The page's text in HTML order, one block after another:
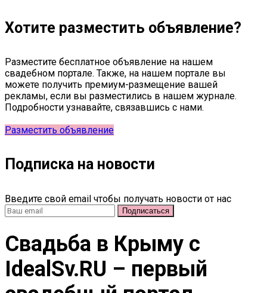
Хотите разместить объявление?
Разместите бесплатное объявление на нашем
свадебном портале. Также, на нашем портале вы
можете получить премиум-размещение вашей
рекламы, если вы разместились в нашем журнале.
Подробности узнавайте, связавшись с нами.
Разместить объявление
Подписка на новости
Введите свой email чтобы получать новости от нас
Свадьба в Крыму c
IdealSv.RU – первый